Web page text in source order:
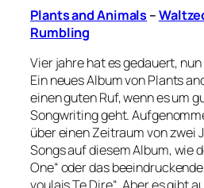
Plants and Animals–
Rumbling
Vier jahre hat es gedauert,
Ein neues Album von Plants
einen guten Ruf, wenn es um
Songwriting geht.
über einen Zeitraum von zwei
Songs auf diesem Album, wie
One“ oder das